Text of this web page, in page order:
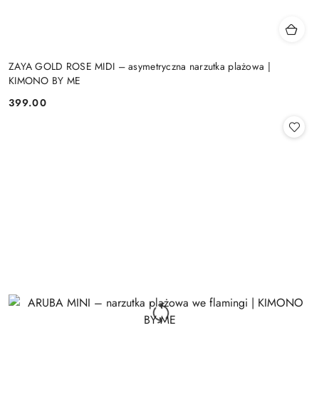
ZAYA GOLD ROSE MIDI – asymetryczna narzutka plażowa |
KIMONO BY ME
Cena:
399.00